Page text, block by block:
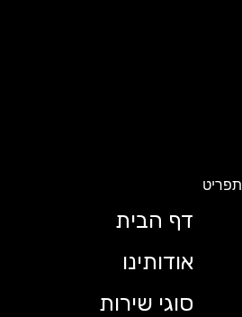
דף הבית
אודותינו
סוגי שירות